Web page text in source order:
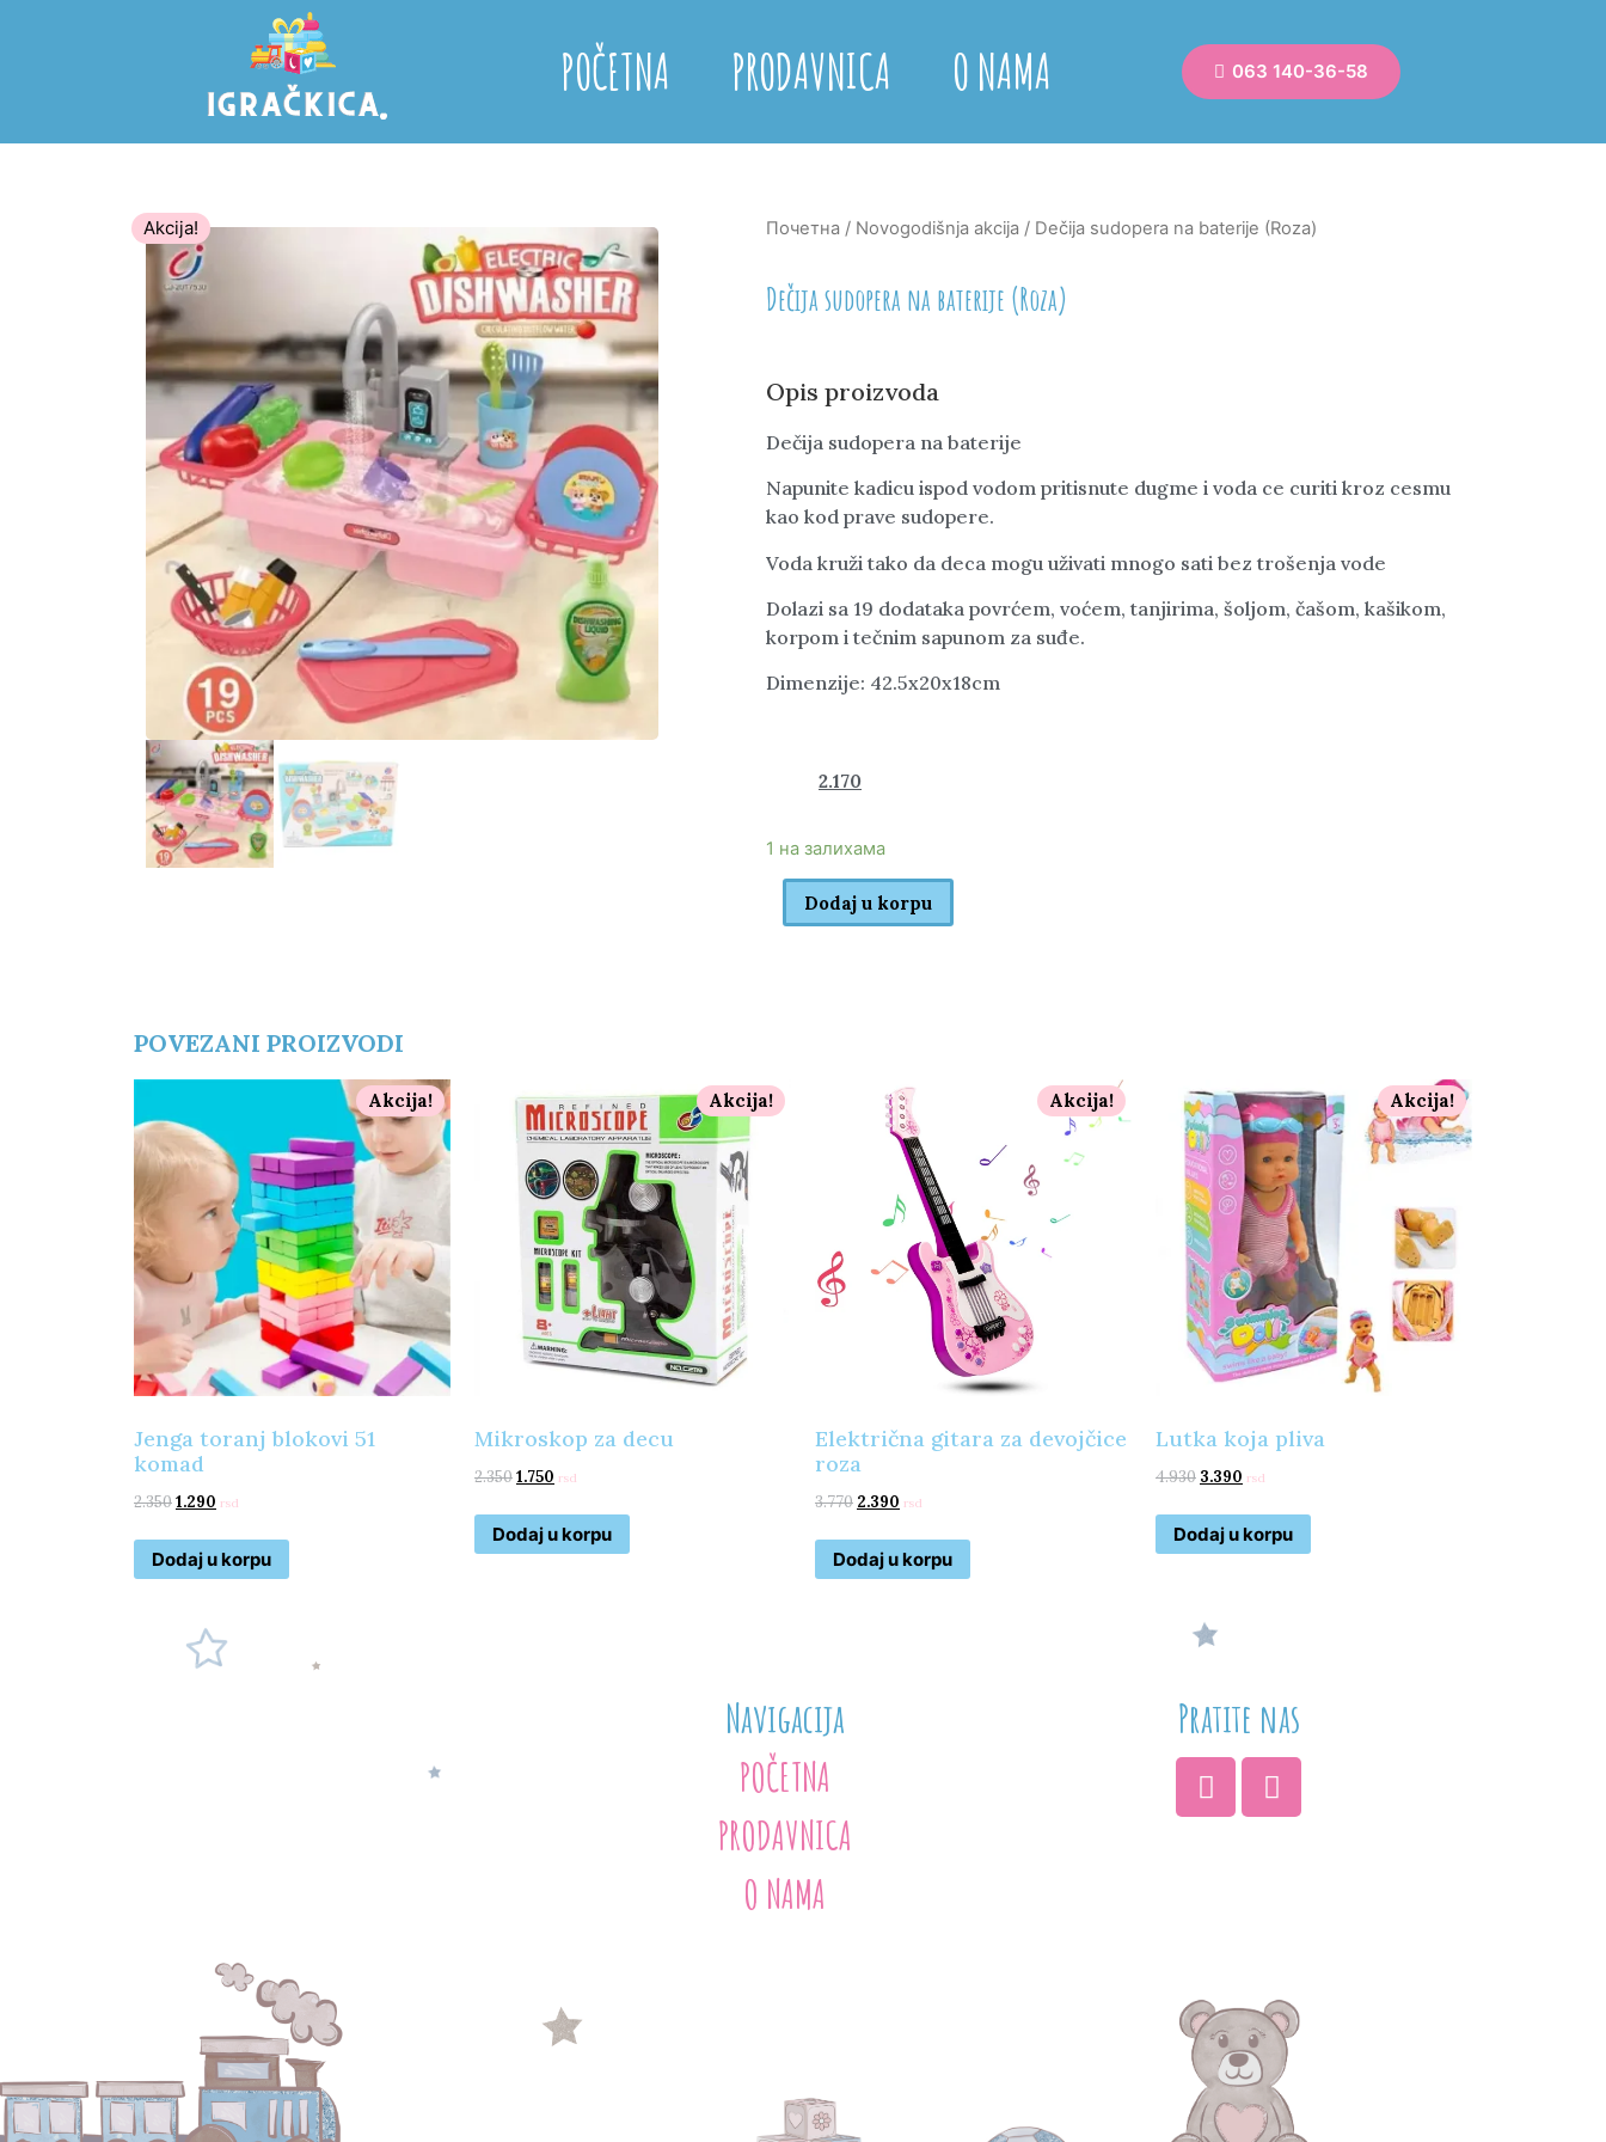
POČETNA PRODAVNICA O NAMA 063 140-36-58
Akcija! Почетна / Novogodišnja akcija / Dečija sudopera na baterije (Roza)
Dečija sudopera na baterije (Roza)
Opis proizvoda
Dečija sudopera na baterije
Napunite kadicu ispod vodom pritisnute dugme i voda ce curiti kroz cesmu
kao kod prave sudopere.
Voda kruži tako da deca mogu uživati mnogo sati bez trošenja vode
Dolazi sa 19 dodataka povrćem, voćem, tanjirima, šoljom, čašom, kašikom,
korpom i tečnim sapunom za suđe.
Dimenzije: 42.5x20x18cm
2.170
1 на залихама
Dodaj u korpu
POVEZANI PROIZVODI
Akcija!
Jenga toranj blokovi 51
komad
2.3501.290 rsd
Dodaj u korpu
Akcija!
Mikroskop za decu
2.3501.750 rsd
Dodaj u korpu
Akcija!
Električna gitara za devojčice
roza
3.770 2.390 rsd
Dodaj u korpu
Akcija!
Lutka koja pliva
4.930 3.390 rsd
Dodaj u korpu
Navigacija
POČETNA
PRODAVNICA
O NAMA
Pratite nas